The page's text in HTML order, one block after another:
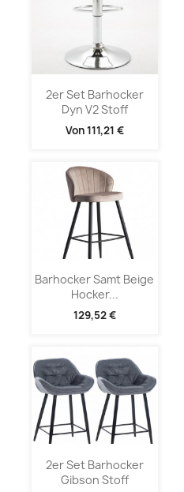
2er Set Barhocker
Dyn V2 Stoff
Von111,21 €
Barhocker Samt Beige
Hocker...
129,52 €
2er Set Barhocker
Gibson Stoff